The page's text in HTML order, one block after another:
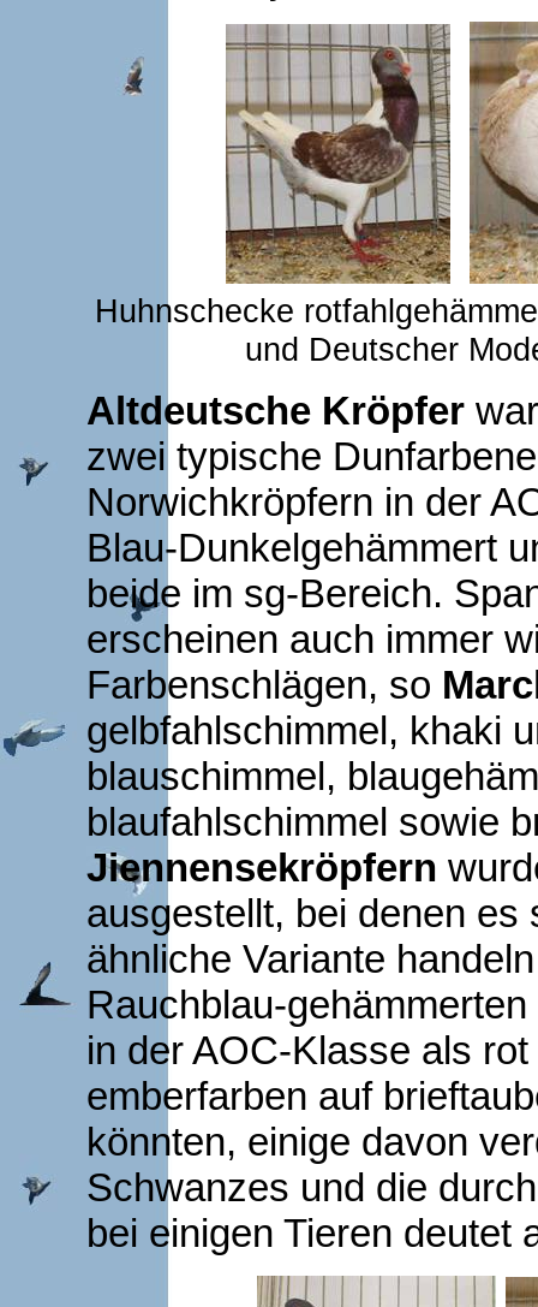
Huhnschecke
und Deutscher
Altdeutsche Kröpfer
zwei typische
Norwichkröpfern in der
Blau-Dunkelgehämmert
beide im sg-Bereich.
erscheinen auch immer
Farbenschlägen, so
gelbfahlschimmel, khaki
blauschimmel,
blaufahlschimmel sowie
Jiennensekröpfern
ausgestellt, bei denen es
ähnliche Variante
Rauchblau-
in der AOC-Klasse als
emberfarben auf
könnten, einige davon
Schwanzes und die
bei einigen Tieren deutet